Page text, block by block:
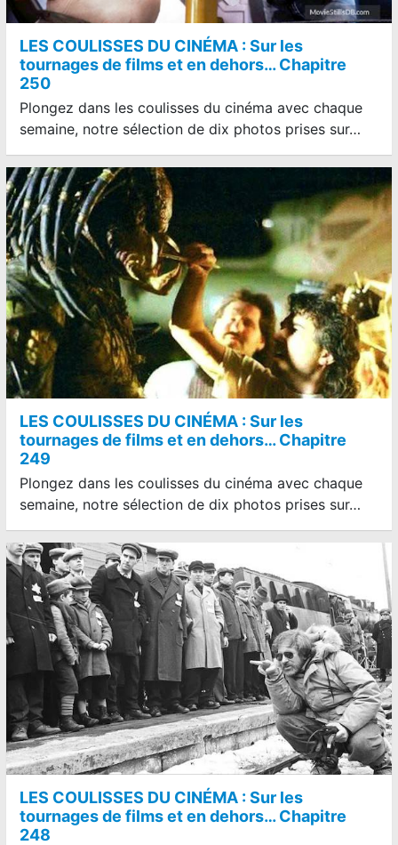
LES COULISSES DU CINÉMA : Sur les
tournages de films et en dehors… Chapitre
250
Plongez dans les coulisses du cinéma avec chaque
semaine, notre sélection de dix photos prises sur…
LES COULISSES DU CINÉMA : Sur les
tournages de films et en dehors… Chapitre
249
Plongez dans les coulisses du cinéma avec chaque
semaine, notre sélection de dix photos prises sur…
LES COULISSES DU CINÉMA : Sur les
tournages de films et en dehors… Chapitre
248